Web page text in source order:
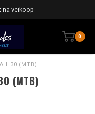
na verkoop
0
H30 (MTB)
(MTB)